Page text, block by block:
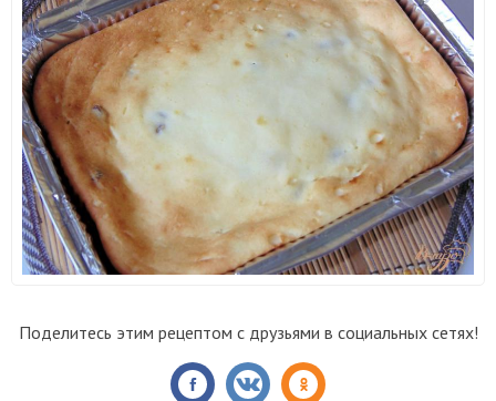
Поделитесь этим рецептом с друзьями в социальных сетях!